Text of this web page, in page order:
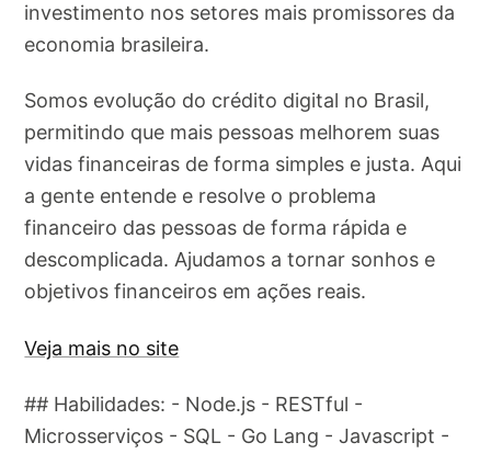
investimento nos setores mais promissores da
economia brasileira.
Somos evolução do crédito digital no Brasil,
permitindo que mais pessoas melhorem suas
vidas financeiras de forma simples e justa. Aqui
a gente entende e resolve o problema
financeiro das pessoas de forma rápida e
descomplicada. Ajudamos a tornar sonhos e
objetivos financeiros em ações reais.
Veja mais no site
## Habilidades: - Node.js - RESTful -
Microsserviços - SQL - Go Lang - Javascript -